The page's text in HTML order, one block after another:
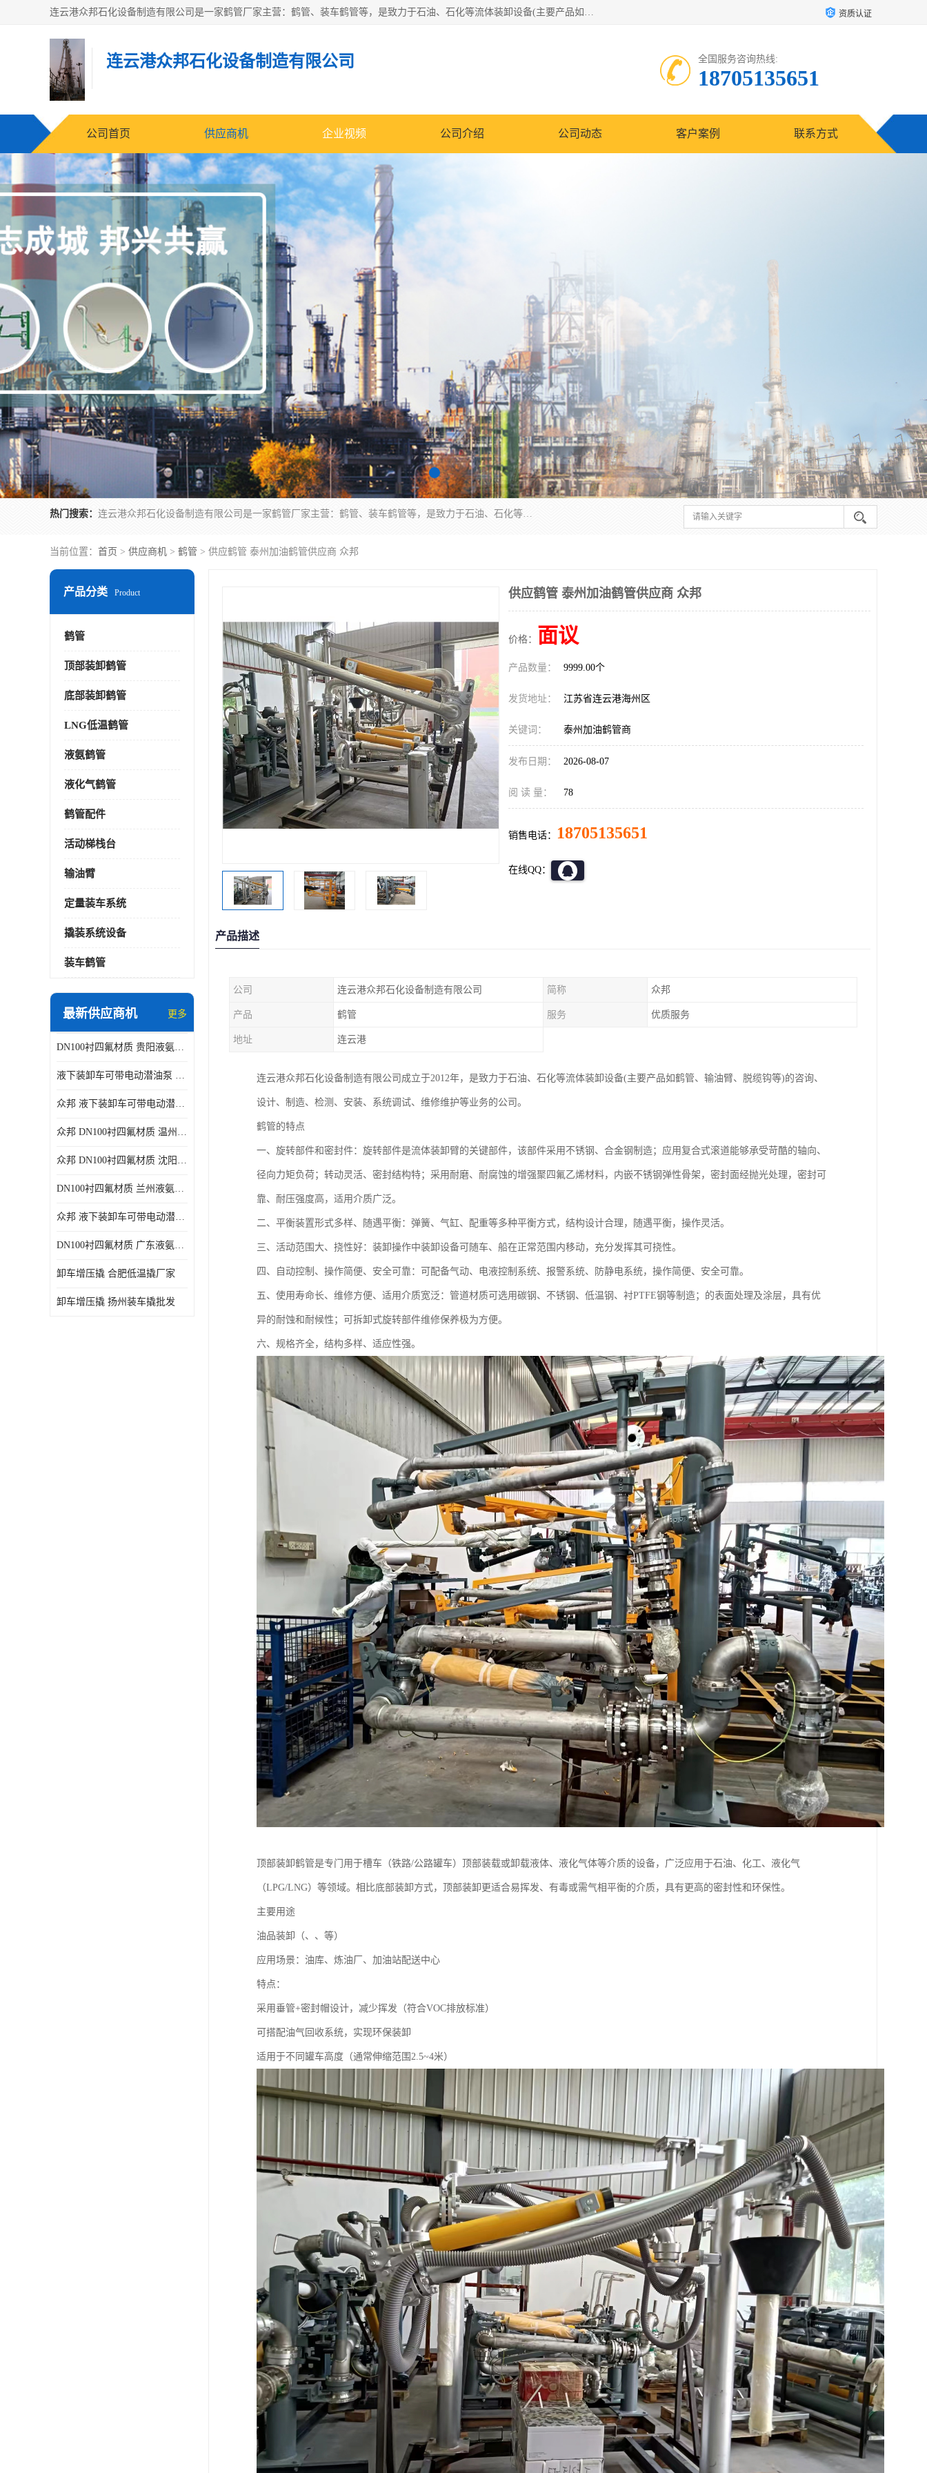
连云港众邦石化设备制造有限公司是一家鹤管厂家主营：鹤管、装车鹤管等，是致力于石油、石化等流体装卸设备(主要产品如鹤管、输油臂、脱缆钩等)的咨询、设计、制造、检测、安装指导、系统调试、维修维护等业务的公司。 资质认证
连云港众邦石化设备制造有限公司 全国服务咨询热线:
18705135651
公司首页 供应商机 企业视频 公司介绍 公司动态 客户案例 联系方式
热门搜索： 连云港众邦石化设备制造有限公司是一家鹤管厂家主营：鹤管、装车鹤管等，是致力于石油、石化等流体装卸设备(主要产品如鹤管、输油臂、脱缆钩等)的咨询、设计、制造、检测、安装指导、系统调试、维修维护等业务的公司。
当前位置： 首页 > 供应商机 > 鹤管 > 供应鹤管 泰州加油鹤管供应商 众邦
产品分类 Product
鹤管
顶部装卸鹤管
底部装卸鹤管
LNG低温鹤管
液氨鹤管
液化气鹤管
鹤管配件
活动梯栈台
输油臂
定量装车系统
撬装系统设备
装车鹤管
最新供应商机 更多
DN100衬四氟材质 贵阳液氨鹤管供应商
液下装卸车可带电动潜油泵 贵阳液氨鹤管批发商
众邦 液下装卸车可带电动潜油泵 沈阳液氨鹤管批发商
众邦 DN100衬四氟材质 温州液氨鹤管批发商
众邦 DN100衬四氟材质 沈阳液氨鹤管批发商
DN100衬四氟材质 兰州液氨鹤管批发商
众邦 液下装卸车可带电动潜油泵 太原液氨鹤管厂商
DN100衬四氟材质 广东液氨鹤管厂商
卸车增压撬 合肥低温撬厂家
卸车增压撬 扬州装车撬批发
供应鹤管 泰州加油鹤管供应商 众邦
价格： 面议
产品数量： 9999.00个
发货地址： 江苏省连云港海州区
关键词： 泰州加油鹤管商
发布日期： 2026-08-07
阅 读 量： 78
销售电话： 18705135651
在线QQ：
产品描述
公司 连云港众邦石化设备制造有限公司 简称 众邦
产品 鹤管 服务 优质服务
地址 连云港
连云港众邦石化设备制造有限公司成立于2012年，是致力于石油、石化等流体装卸设备(主要产品如鹤管、输油臂、脱缆钩等)的咨询、
设计、制造、检测、安装、系统调试、维修维护等业务的公司。
鹤管的特点
一、旋转部件和密封件：旋转部件是流体装卸臂的关键部件，该部件采用不锈钢、合金钢制造；应用复合式滚道能够承受苛酷的轴向、
径向力矩负荷；转动灵活、密封结构特；采用耐磨、耐腐蚀的增强聚四氟乙烯材料，内嵌不锈钢弹性骨架，密封面经抛光处理，密封可
靠、耐压强度高，适用介质广泛。
二、平衡装置形式多样、随遇平衡：弹簧、气缸、配重等多种平衡方式，结构设计合理，随遇平衡，操作灵活。
三、活动范围大、挠性好：装卸操作中装卸设备可随车、船在正常范围内移动，充分发挥其可挠性。
四、自动控制、操作简便、安全可靠：可配备气动、电液控制系统、报警系统、防静电系统，操作简便、安全可靠。
五、使用寿命长、维修方便、适用介质宽泛：管道材质可选用碳钢、不锈钢、低温钢、衬PTFE钢等制造；的表面处理及涂层，具有优
异的耐蚀和耐候性；可拆卸式旋转部件维修保养极为方便。
六、规格齐全，结构多样、适应性强。
顶部装卸鹤管是专门用于槽车（铁路/公路罐车）顶部装载或卸载液体、液化气体等介质的设备，广泛应用于石油、化工、液化气
（LPG/LNG）等领域。相比底部装卸方式，顶部装卸更适合易挥发、有毒或需气相平衡的介质，具有更高的密封性和环保性。
主要用途
油品装卸（、、等）
应用场景：油库、炼油厂、加油站配送中心
特点：
采用垂管+密封帽设计，减少挥发（符合VOC排放标准）
可搭配油气回收系统，实现环保装卸
适用于不同罐车高度（通常伸缩范围2.5~4米）